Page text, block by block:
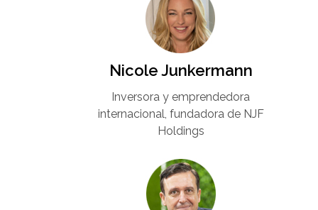
Nicole Junkermann​
Inversora y emprendedora
internacional, fundadora de NJF
Holdings